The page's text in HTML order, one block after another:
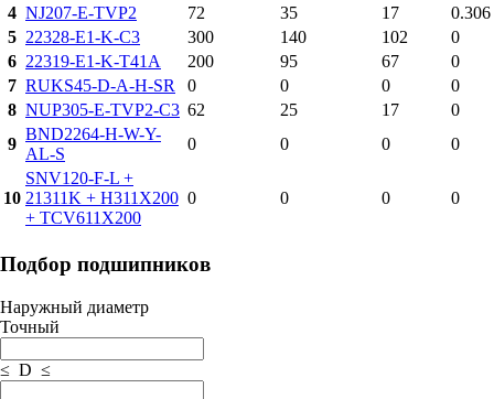
4 NJ207-E-TVP2 72 35 17
0.306
5 22328-E1-K-C3 300 140 102
0
6 22319-E1-K-T41A 200 95 67
0
7 RUKS45-D-A-H-SR 0 0 0
0
8 NUP305-E-TVP2-C3 62 25 17
0
9
BND2264-H-W-Y-
AL-S
0 0 0 0
10
SNV120-F-L +
21311K + H311X200
+ TCV611X200
0 0 0 0
Подбор подшипников
Наружный диаметр
Точный
≤ D ≤